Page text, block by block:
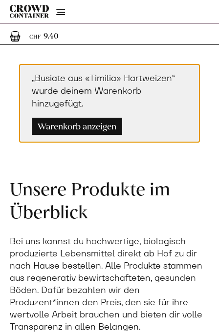
Menu
CHF 9.401 Artikel im Warenkorb
„Busiate aus «Timilia» Hartweizen“
wurde deinem Warenkorb
hinzugefügt.
Warenkorb anzeigen
Unsere Produkte im
Überblick
Bei uns kannst du hochwertige, biologisch
produzierte Lebensmittel direkt ab Hof zu dir
nach Hause bestellen. Alle Produkte stammen
aus regenerativ bewirtschafteten, gesunden
Böden. Dafür bezahlen wir den
Produzent*innen den Preis, den sie für ihre
wertvolle Arbeit brauchen und bieten dir volle
Transparenz in allen Belangen.